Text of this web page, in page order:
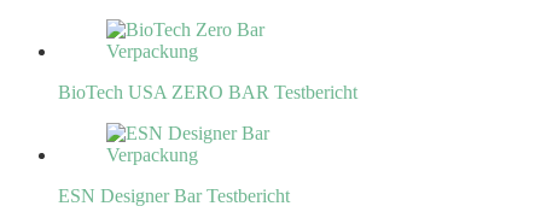
BioTech USA ZERO BAR Testbericht
ESN Designer Bar Testbericht